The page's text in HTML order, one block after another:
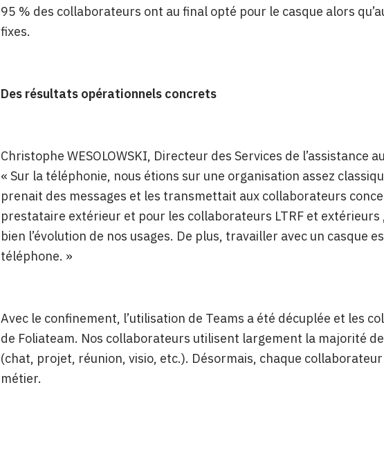
95 % des collaborateurs ont au final opté pour le casque alors
fixes.
Des résultats opérationnels concrets
Christophe WESOLOWSKI, Directeur des Services de l’assistance
« Sur la téléphonie, nous étions sur une organisation assez
prenait des messages et les transmettait aux collaborateurs
prestataire extérieur et pour les collaborateurs LTRF et
bien l’évolution de nos usages. De plus, travailler avec un casque
téléphone. »
Avec le confinement, l’utilisation de Teams a été décuplée et les
de Foliateam. Nos collaborateurs utilisent largement la majorité
(chat, projet, réunion, visio, etc.). Désormais, chaque
métier.